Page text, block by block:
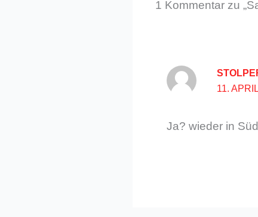
1 Kommentar zu
11.
Ja? wieder in